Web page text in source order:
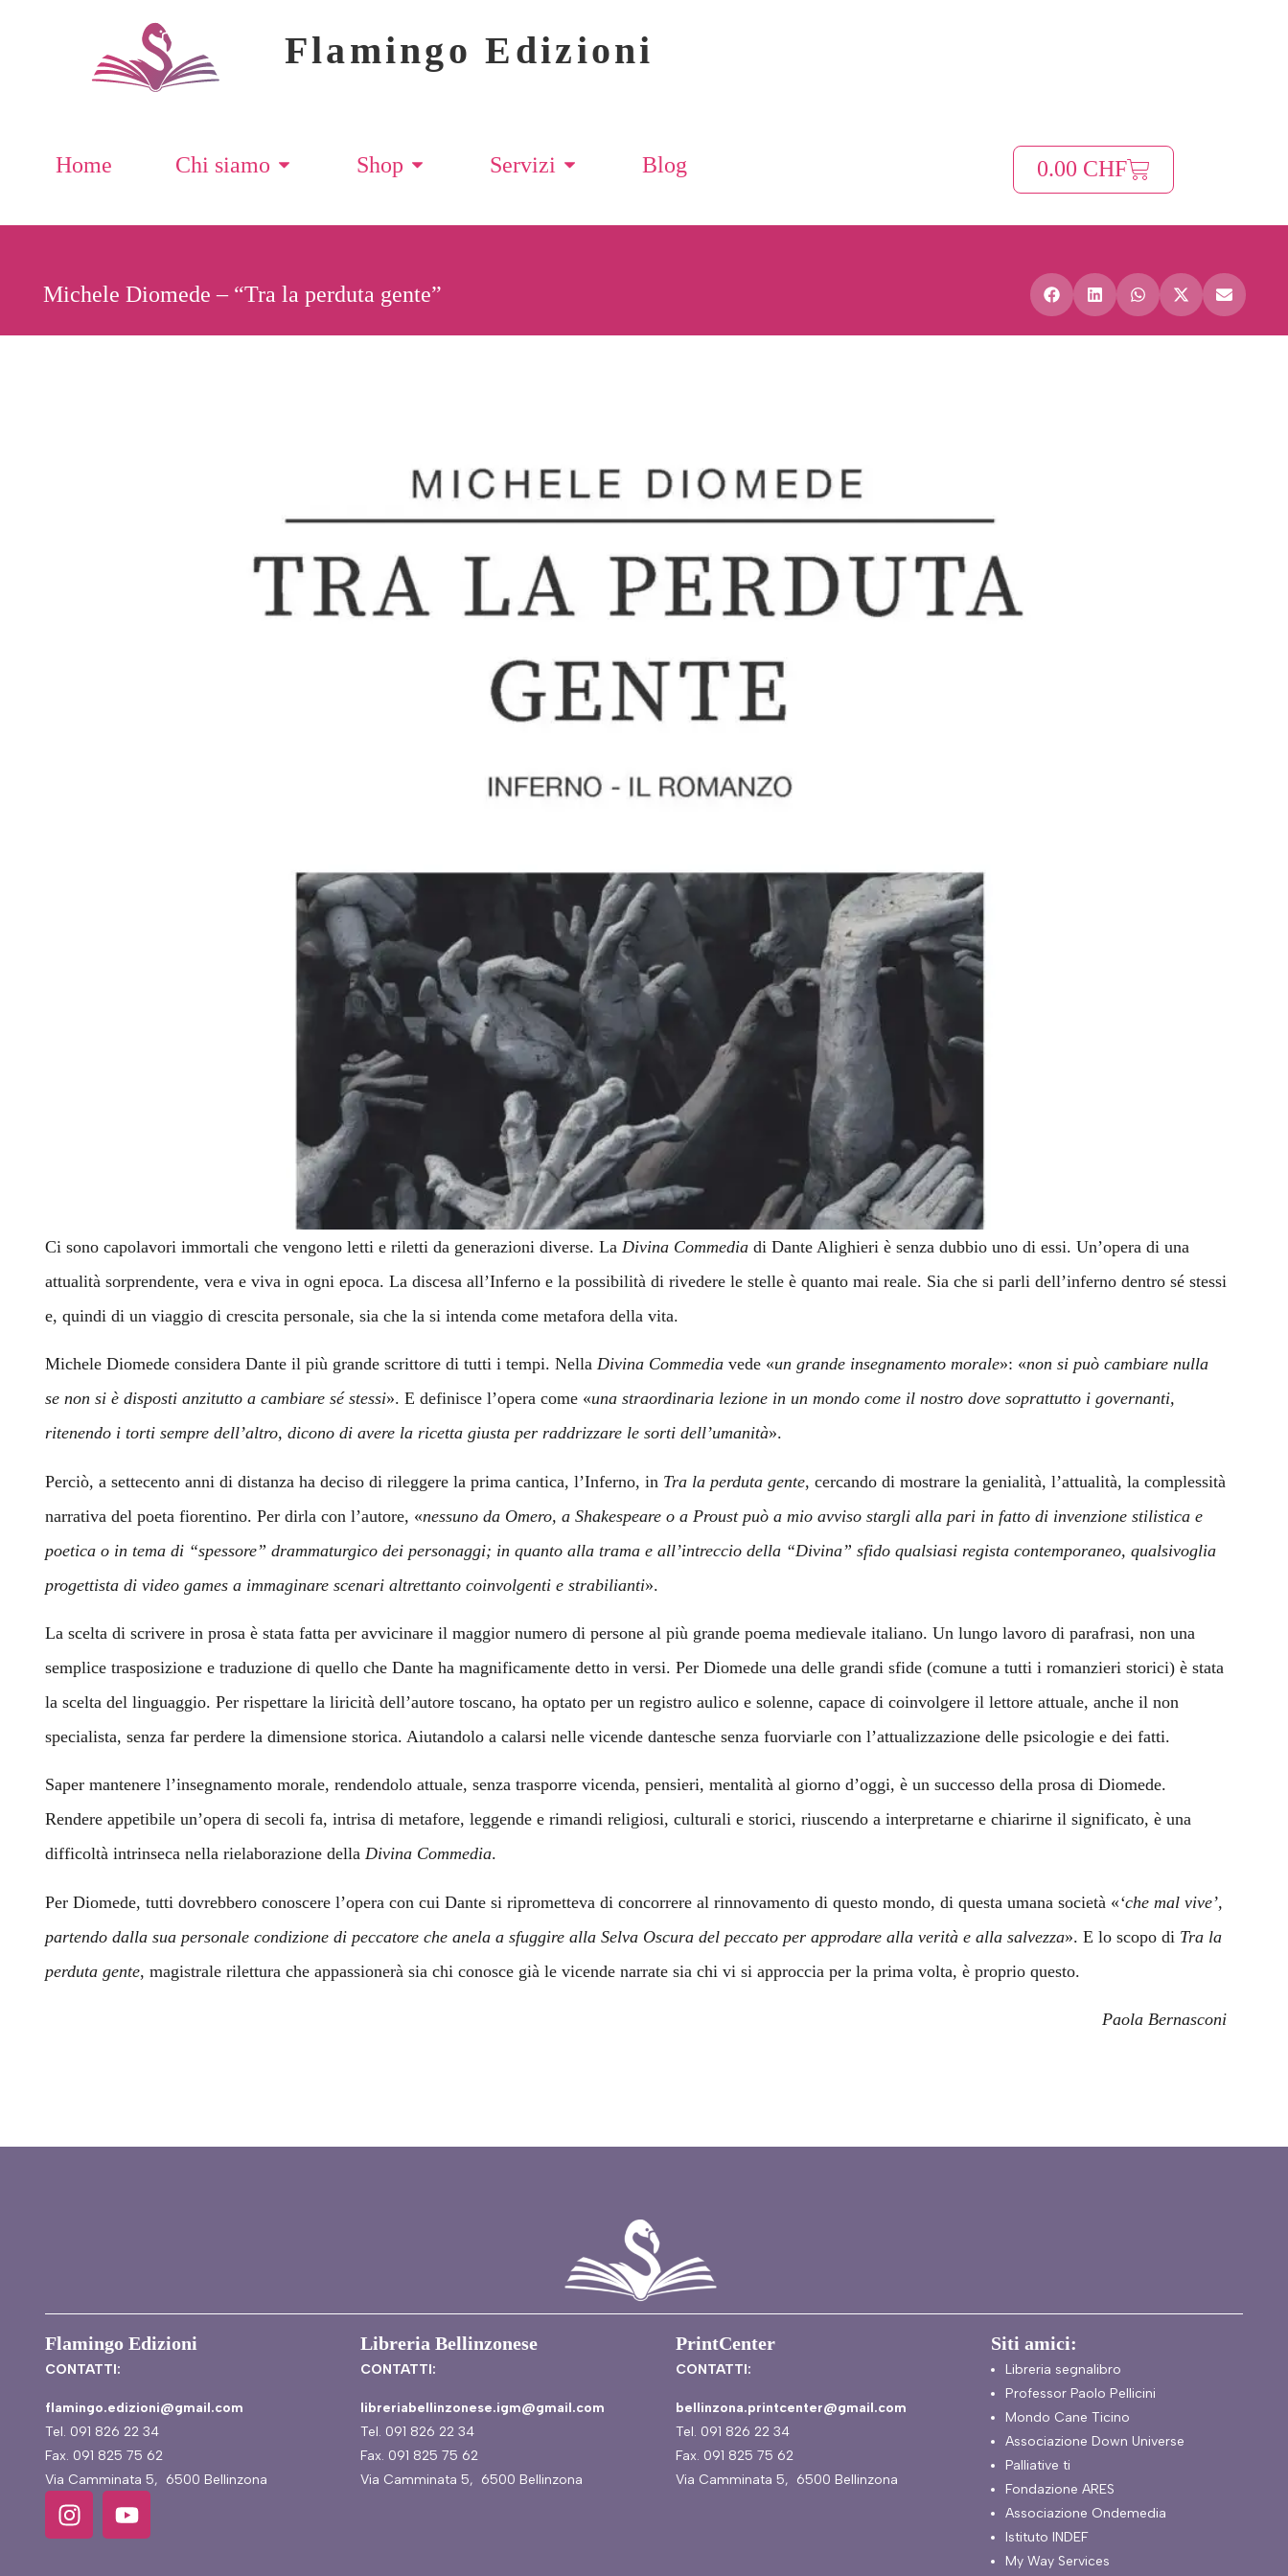
Flamingo Edizioni
Home Chi siamo Shop Servizi Blog 0.00 CHF
Michele Diomede – “Tra la perduta gente”
Ci sono capolavori immortali che vengono letti e riletti da generazioni diverse. La Divina Commedia di Dante Alighieri è senza dubbio uno di essi. Un’opera di una
attualità sorprendente, vera e viva in ogni epoca. La discesa all’Inferno e la possibilità di rivedere le stelle è quanto mai reale. Sia che si parli dell’inferno dentro sé stessi
e, quindi di un viaggio di crescita personale, sia che la si intenda come metafora della vita.
Michele Diomede considera Dante il più grande scrittore di tutti i tempi. Nella Divina Commedia vede «un grande insegnamento morale»: «non si può cambiare nulla
se non si è disposti anzitutto a cambiare sé stessi». E definisce l’opera come «una straordinaria lezione in un mondo come il nostro dove soprattutto i governanti,
ritenendo i torti sempre dell’altro, dicono di avere la ricetta giusta per raddrizzare le sorti dell’umanità».
Perciò, a settecento anni di distanza ha deciso di rileggere la prima cantica, l’Inferno, in Tra la perduta gente, cercando di mostrare la genialità, l’attualità, la complessità
narrativa del poeta fiorentino. Per dirla con l’autore, «nessuno da Omero, a Shakespeare o a Proust può a mio avviso stargli alla pari in fatto di invenzione stilistica e
poetica o in tema di “spessore” drammaturgico dei personaggi; in quanto alla trama e all’intreccio della “Divina” sfido qualsiasi regista contemporaneo, qualsivoglia
progettista di video games a immaginare scenari altrettanto coinvolgenti e strabilianti».
La scelta di scrivere in prosa è stata fatta per avvicinare il maggior numero di persone al più grande poema medievale italiano. Un lungo lavoro di parafrasi, non una
semplice trasposizione e traduzione di quello che Dante ha magnificamente detto in versi. Per Diomede una delle grandi sfide (comune a tutti i romanzieri storici) è stata
la scelta del linguaggio. Per rispettare la liricità dell’autore toscano, ha optato per un registro aulico e solenne, capace di coinvolgere il lettore attuale, anche il non
specialista, senza far perdere la dimensione storica. Aiutandolo a calarsi nelle vicende dantesche senza fuorviarle con l’attualizzazione delle psicologie e dei fatti.
Saper mantenere l’insegnamento morale, rendendolo attuale, senza trasporre vicenda, pensieri, mentalità al giorno d’oggi, è un successo della prosa di Diomede.
Rendere appetibile un’opera di secoli fa, intrisa di metafore, leggende e rimandi religiosi, culturali e storici, riuscendo a interpretarne e chiarirne il significato, è una
difficoltà intrinseca nella rielaborazione della Divina Commedia.
Per Diomede, tutti dovrebbero conoscere l’opera con cui Dante si riprometteva di concorrere al rinnovamento di questo mondo, di questa umana società «‘che mal vive’,
partendo dalla sua personale condizione di peccatore che anela a sfuggire alla Selva Oscura del peccato per approdare alla verità e alla salvezza». E lo scopo di Tra la
perduta gente, magistrale rilettura che appassionerà sia chi conosce già le vicende narrate sia chi vi si approccia per la prima volta, è proprio questo.
Paola Bernasconi
Flamingo Edizioni
CONTATTI:
flamingo.edizioni@gmail.com
Tel. 091 826 22 34
Fax. 091 825 75 62
Via Camminata 5, 6500 Bellinzona
Libreria Bellinzonese
CONTATTI:
libreriabellinzonese.igm@gmail.com
Tel. 091 826 22 34
Fax. 091 825 75 62
Via Camminata 5, 6500 Bellinzona
PrintCenter
CONTATTI:
bellinzona.printcenter@gmail.com
Tel. 091 826 22 34
Fax. 091 825 75 62
Via Camminata 5, 6500 Bellinzona
Siti amici:
Libreria segnalibro
Professor Paolo Pellicini
Mondo Cane Ticino
Associazione Down Universe
Palliative ti
Fondazione ARES
Associazione Ondemedia
Istituto INDEF
My Way Services